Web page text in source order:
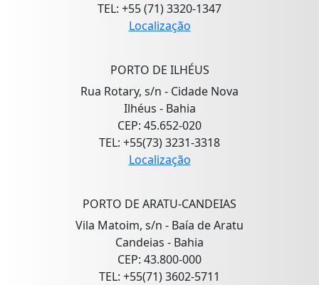
TEL: +55 (71) 3320-1347
Localização
PORTO DE ILHÉUS
Rua Rotary, s/n - Cidade Nova
Ilhéus - Bahia
CEP: 45.652-020
TEL: +55(73) 3231-3318
Localização
PORTO DE ARATU-CANDEIAS
Vila Matoim, s/n - Baía de Aratu
Candeias - Bahia
CEP: 43.800-000
TEL: +55(71) 3602-5711